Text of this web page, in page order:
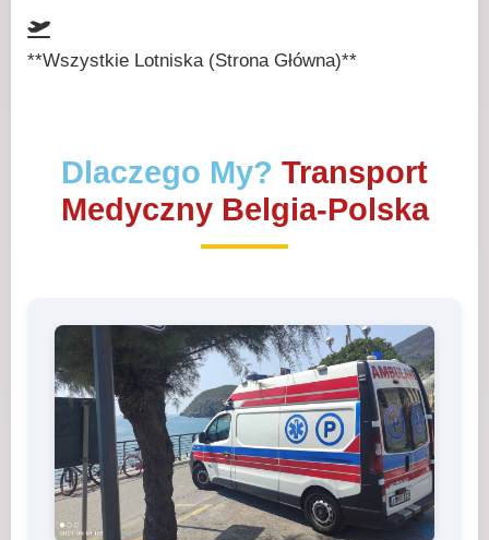
**Wszystkie Lotniska (Strona Główna)**
Dlaczego My? Transport
Medyczny Belgia-Polska